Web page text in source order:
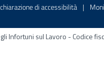
finestra
- Apre in una nuova finestra
di accessibilità Sito
Infortuni sul Lavoro - Codice